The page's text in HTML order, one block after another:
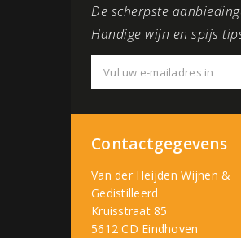
De scherpste
Handige wijn en spijs
Contactgegevens
Van der Heijden Wijnen &
Gedistilleerd
Kruisstraat 85
5612 CD Eindhoven